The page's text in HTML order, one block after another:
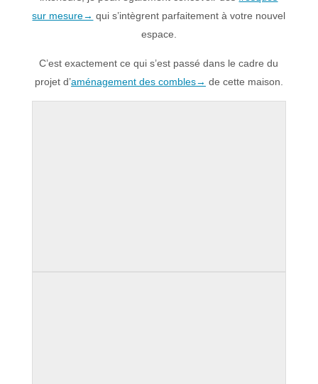
sur mesure→ qui s’intègrent parfaitement à votre nouvel
espace.
C’est exactement ce qui s’est passé dans le cadre du
projet d’aménagement des combles→ de cette maison.